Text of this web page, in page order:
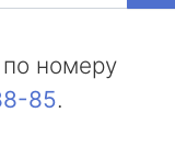
номеру
85.